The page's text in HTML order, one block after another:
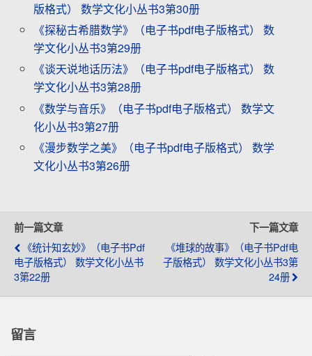
版格式） 数学文化小丛书3第30册
《探秘古希腊数学》（电子书pdf电子版格式） 数
学文化小丛书3第29册
《谈天说地话历法》（电子书pdf电子版格式） 数
学文化小丛书3第28册
《数学与音乐》（电子书pdf电子版格式） 数学文
化小丛书3第27册
《漫步数学之美》（电子书pdf电子版格式） 数学
文化小丛书3第26册
前一篇文章
《统计知玄妙》（电子书pdf
电子版格式） 数学文化小丛书
3第22册
下一篇文章
《堆球的故事》（电子书pdf电
子版格式） 数学文化小丛书3第
24册
留言